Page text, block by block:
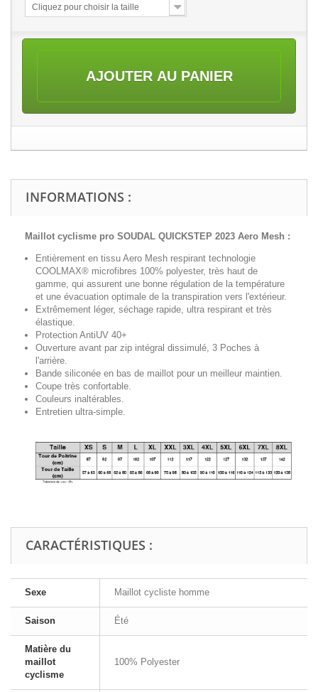
Cliquez pour choisir la taille
AJOUTER AU PANIER
INFORMATIONS :
Maillot cyclisme pro SOUDAL QUICKSTEP 2023 Aero Mesh :
Entièrement en tissu Aero Mesh respirant technologie
COOLMAX® microfibres 100% polyester, très haut de
gamme, qui assurent une bonne régulation de la température
et une évacuation optimale de la transpiration vers l'extérieur.
Extrêmement léger, séchage rapide, ultra respirant et très
élastique.
Protection AntiUV 40+
Ouverture avant par zip intégral dissimulé, 3 Poches à
l'arrière.
Bande siliconée en bas de maillot pour un meilleur maintien.
Coupe très confortable.
Couleurs inaltérables.
Entretien ultra-simple.
CARACTÉRISTIQUES :
Sexe Maillot cycliste homme
Saison Été
Matière du
maillot
cyclisme
100% Polyester